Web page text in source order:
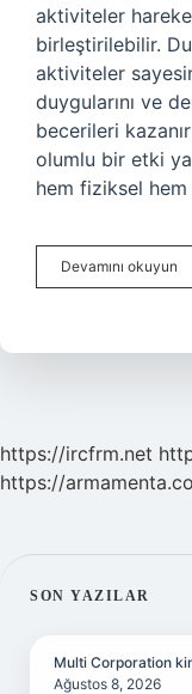
aktiviteler
birleştirilebilir.
aktiviteler
duygularını ve
becerileri
olumlu bir etki
hem fiziksel
Devamını okuyun
https://ircfrm.net
https://
SON YAZILAR
Multi Corporation
Ağustos 8, 2026